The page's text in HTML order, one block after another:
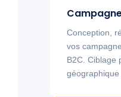
Conception,
vos
B2C. Ciblage
géographique